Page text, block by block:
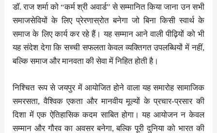
डॉ. राज शर्मा को “कर्म श्री अवार्ड” से सम्मानित किया जाना उन सभी
समाजसेवियों के लिए प्रेरणास्रोत बनेगा जो बिना किसी स्वार्थ के
समाज के लिए कार्य कर रहे हैं। यह सम्मान आने वाली पीढ़ियों को भी
यह संदेश देगा कि सच्ची सफलता केवल व्यक्तिगत उपलब्धियों में नहीं,
बल्कि समाज और मानवता की सेवा में निहित होती है।
निश्चित रूप से जयपुर में आयोजित होने वाला यह समारोह सामाजिक
समरसता, वैश्विक एकता और मानवीय मूल्यों के प्रचार-प्रसार की
दिशा में एक ऐतिहासिक कदम साबित होगा। यह आयोजन न केवल
सम्मान और गौरव का अवसर बनेगा, बल्कि पूरी दुनिया को भारत की